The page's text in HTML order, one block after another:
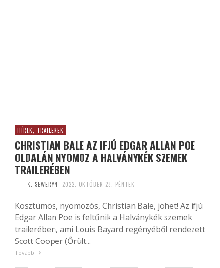
HÍREK, TRAILEREK
CHRISTIAN BALE AZ IFJÚ EDGAR ALLAN POE
OLDALÁN NYOMOZ A HALVÁNYKÉK SZEMEK
TRAILERÉBEN
K. SEWERYN 2022. OKTÓBER 28. PÉNTEK
Kosztümös, nyomozós, Christian Bale, jöhet! Az ifjú
Edgar Allan Poe is feltűnik a Halványkék szemek
trailerében, ami Louis Bayard regényéből rendezett
Scott Cooper (Őrült...
Tovább